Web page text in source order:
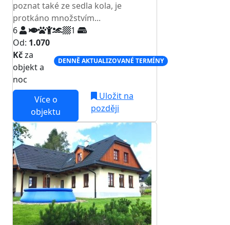
poznat také ze sedla kola, je
protkáno množstvím...
6
1
Od: 1.070
Kčza
objekt a
noc
DENNĚ AKTUALIZOVANÉ TERMÍNY
Více o
objektu
Uložit na
později